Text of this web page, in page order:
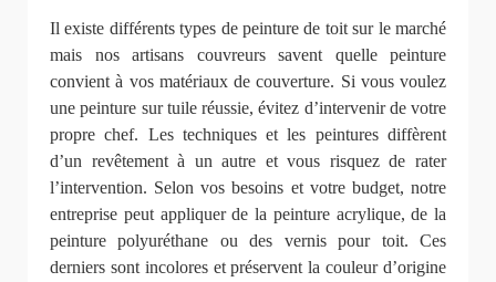
Il existe différents types de peinture de toit sur le marché
mais nos artisans couvreurs savent quelle peinture
convient à vos matériaux de couverture. Si vous voulez
une peinture sur tuile réussie, évitez d’intervenir de votre
propre chef. Les techniques et les peintures diffèrent
d’un revêtement à un autre et vous risquez de rater
l’intervention. Selon vos besoins et votre budget, notre
entreprise peut appliquer de la peinture acrylique, de la
peinture polyuréthane ou des vernis pour toit. Ces
derniers sont incolores et préservent la couleur d’origine